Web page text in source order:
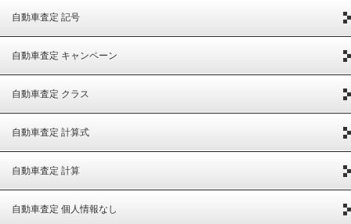
自動車査定 記号
自動車査定 キャンペーン
自動車査定 クラス
自動車査定 計算式
自動車査定 計算
自動車査定 個人情報なし